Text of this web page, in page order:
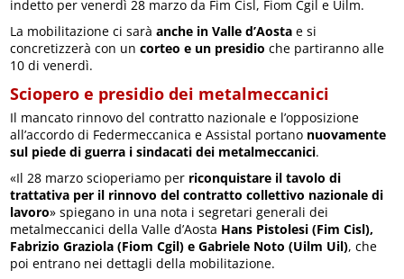
indetto per venerdì 28 marzo da Fim Cisl, Fiom Cgil e Uilm.
La mobilitazione ci saràanche in Valle d’Aosta e si
concretizzerà con uncorteo e un presidio che partiranno alle
10 di venerdì.
Sciopero e presidio dei metalmeccanici
Il mancato rinnovo del contratto nazionale e l’opposizione
all’accordo di Federmeccanica e Assistal portano nuovamente
sul piede di guerra i sindacati dei metalmeccanici.
«Il 28 marzo scioperiamo per riconquistare il tavolo di
trattativa per il rinnovo del contratto collettivo nazionale di
lavoro» spiegano in una nota i segretari generali dei
metalmeccanici della Valle d’Aosta Hans Pistolesi (Fim Cisl),
Fabrizio Graziola (Fiom Cgil) e Gabriele Noto (Uilm Uil), che
poi entrano nei dettagli della mobilitazione.